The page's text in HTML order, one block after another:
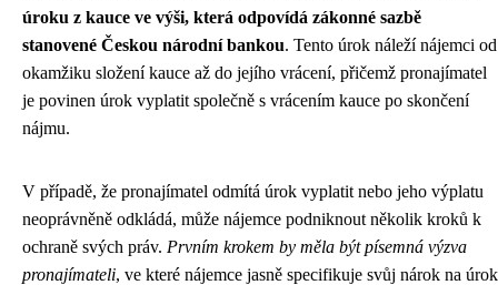
úroku z kauce ve výši, která odpovídá zákonné sazbě
stanovené Českou národní bankou. Tento úrok náleží nájemci od
okamžiku složení kauce až do jejího vrácení, přičemž pronajímatel
je povinen úrok vyplatit společně s vrácením kauce po skončení
nájmu.
V případě, že pronajímatel odmítá úrok vyplatit nebo jeho výplatu
neoprávněně odkládá, může nájemce podniknout několik kroků k
ochraně svých práv. Prvním krokem by měla být písemná výzva
pronajímateli, ve které nájemce jasně specifikuje svůj nárok na úrok